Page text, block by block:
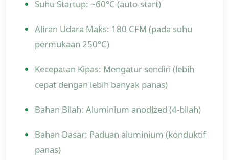
Suhu Startup: ~60°C (auto-start)
Aliran Udara Maks: 180 CFM (pada suhu
permukaan 250°C)
Kecepatan Kipas: Mengatur sendiri (lebih
cepat dengan lebih banyak panas)
Bahan Bilah: Aluminium anodized (4-bilah)
Bahan Dasar: Paduan aluminium (konduktif
panas)